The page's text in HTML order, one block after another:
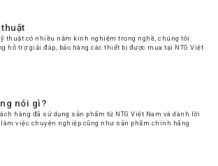
thuật có nhiều năm kinh nghiệm trong nghề, chúng tôi
hỗ trợ giải đáp, bảo hàng các thiết bị được mua tại NTG Việt
nói gì?
hàng đã sử dụng sản phẩm từ NTG Việt Nam và dành lời
việc chuyên nghiệp cũng như sản phẩm chính hãng